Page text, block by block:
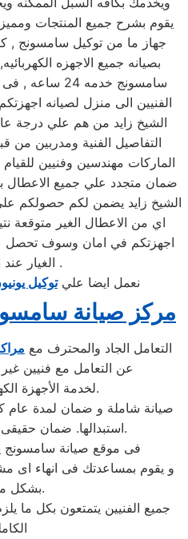
يقوم بشرح جميع المنتجات
جهاز ما من توكيل سامسونج ,
بصيانه جميع الاجهزه
سامسونج خدمه
الفنيين الى منزل لصيانه
الشيخ زايد من هم علي درجة
التفاصيل الفنية ومدربين من
الماركات مهندسين وفنيين
ضمان متجدد علي جميع الاعطال
الشيخ زايد يضمن لكم حصولكم
اي من الاعطال الغير متوقعة
اجهزتكم في امان وسوف تحصل
الغيار عند الضرورة .
نعمل ايضا عليتوكيل
مركز صيانة
التعامل الجاد والمحترف مع
عن التعامل مع فنيين
لخدمة الأجهزة الكهربائية فى مصر.
صيانة شاملة و ضمان لمدة عام
استبدالها. ضمان حقيقى و جميع القطع اصلية.
فى موقع صيانة سامسونج
و يقوم بمساعدتك فى انهاء اى
بشكل مجانى.
جميع الفنيين يتمتعون بكل ما